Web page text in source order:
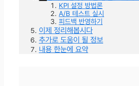
KPI 설정 방법론
A/B 테스트 실시
피드백 반영하기
이제 정리해봅시다
추가로 도움이 될 정보
내용 한눈에 요약